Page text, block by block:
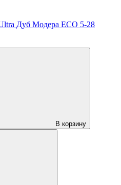
Дуб Модера ЕСО 5-28
В корзину